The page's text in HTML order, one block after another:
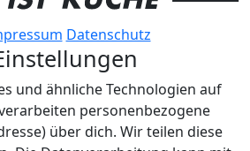
Datenschutz
und ähnliche Technologien auf
personenbezogene
über dich. Wir teilen diese